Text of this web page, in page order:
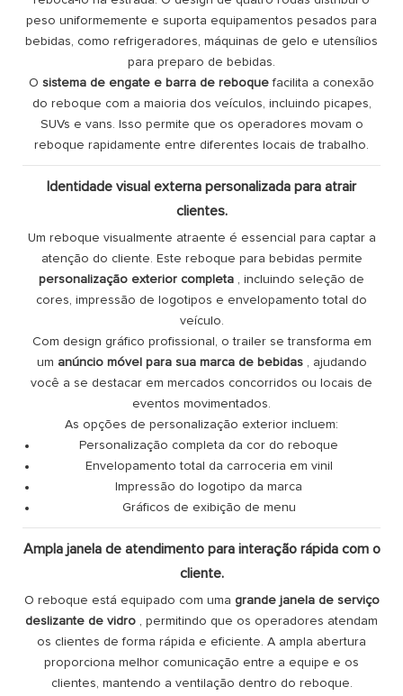
peso uniformemente e suporta equipamentos pesados ​​para
bebidas, como refrigeradores, máquinas de gelo e utensílios
para preparo de bebidas.
O sistema de engate e barra de reboque facilita a conexão
do reboque com a maioria dos veículos, incluindo picapes,
SUVs e vans. Isso permite que os operadores movam o
reboque rapidamente entre diferentes locais de trabalho.
Identidade visual externa personalizada para atrair
clientes.
Um reboque visualmente atraente é essencial para captar a
atenção do cliente. Este reboque para bebidas permite
personalização exterior completa , incluindo seleção de
cores, impressão de logotipos e envelopamento total do
veículo.
Com design gráfico profissional, o trailer se transforma em
um anúncio móvel para sua marca de bebidas, ajudando
você a se destacar em mercados concorridos ou locais de
eventos movimentados.
As opções de personalização exterior incluem:
Personalização completa da cor do reboque
Envelopamento total da carroceria em vinil
Impressão do logotipo da marca
Gráficos de exibição de menu
Ampla janela de atendimento para interação rápida com o
cliente.
O reboque está equipado com uma grande janela de serviço
deslizante de vidro , permitindo que os operadores atendam
os clientes de forma rápida e eficiente. A ampla abertura
proporciona melhor comunicação entre a equipe e os
clientes, mantendo a ventilação dentro do reboque.